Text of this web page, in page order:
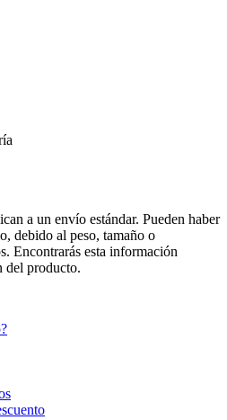
a un envío estándar. Pueden haber
debido al peso, tamaño o
Encontrarás esta información
del producto.